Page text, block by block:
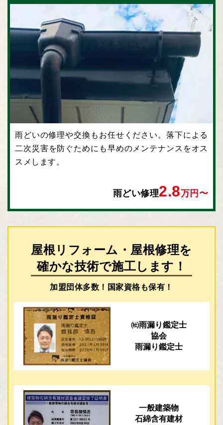
⾬どいの修理や交換もお任せください。落下による
⼆次災害を防ぐためにも早めのメンテナンスをオス
スメします。
雨どい修理2.8万円〜
屋根リフォーム・屋根修理を
確かな技術で施工します！
加盟団体多数！国家資格も保有！
㈳雨漏り鑑定士
協会
雨漏り鑑定士
一般建築物
石綿含有建材